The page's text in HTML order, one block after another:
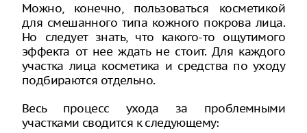
Можно, конечно, пользоваться косметикой
для смешанного типа кожного покрова лица.
Но следует знать, что какого-то ощутимого
эффекта от нее ждать не стоит. Для каждого
участка лица косметика и средства по уходу
подбираются отдельно.
Весь процесс ухода за проблемными
участками сводится к следующему: